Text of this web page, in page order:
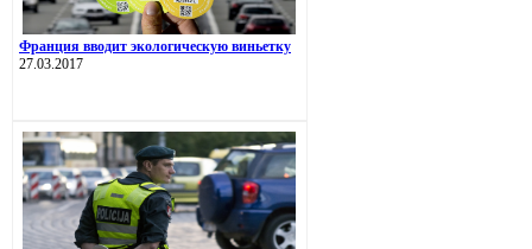
Франция вводит экологическую виньетку
27.03.2017